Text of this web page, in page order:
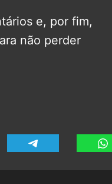
e, por fim,
não perder